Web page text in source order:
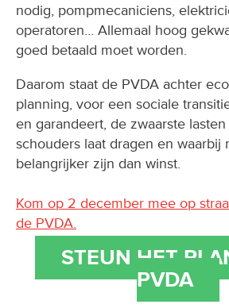
nodig, pompmecaniciens,
operatoren… Allemaal hoog
goed betaald moet worden.
Daarom staat de PVDA achter
planning, voor een sociale
en garandeert, de zwaarste
schouders laat dragen en waarbij
belangrijker zijn dan winst.
Kom op 2 december mee op
de PVDA.
STEUN HET
PVDA